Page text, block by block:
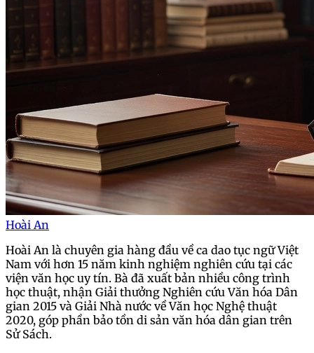
Hoài An
Hoài An là chuyên gia hàng đầu về ca dao tục ngữ Việt
Nam với hơn 15 năm kinh nghiệm nghiên cứu tại các
viện văn học uy tín. Bà đã xuất bản nhiều công trình
học thuật, nhận Giải thưởng Nghiên cứu Văn hóa Dân
gian 2015 và Giải Nhà nước về Văn học Nghệ thuật
2020, góp phần bảo tồn di sản văn hóa dân gian trên
Sử Sách.